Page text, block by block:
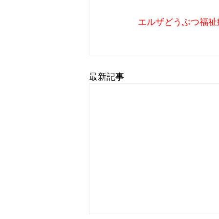
エルザどうぶつ福
最新記事